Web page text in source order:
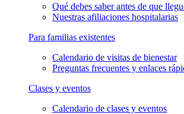
Qué debes saber antes de que
Nuestras afiliaciones hospitalarias
Para familias existentes
Calendario de visitas de bienestar
Preguntas frecuentes y enlaces
Clases y eventos
Calendario de clases y eventos